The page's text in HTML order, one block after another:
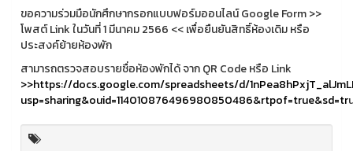
ขอความร่วมมือนักศึกษากรอกแบบฟอร์มออนไลน์ Google Form >>
โพสต์ Link ในวันที่ 1 มีนาคม 2566 << เพื่อยืนยันสิทธิ์ห้องเดิม หรือ
ประสงค์ย้ายห้องพัก
สามารถตรวจสอบรายชื่อห้องพักได้ จาก QR Code หรือ Link
>>https://docs.google.com/spreadsheets/d/
usp=sharing&ouid=114010876496980850486&rtpof=true&sd=tr